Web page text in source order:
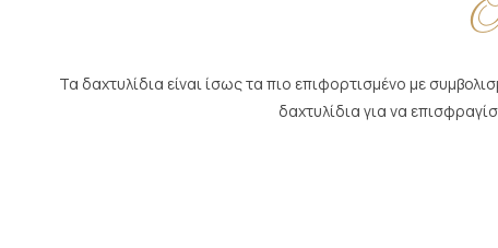
Τα δαχτυλίδια είναι ίσως τα πιο επιφορτισμένο με
δαχτυλίδια για να